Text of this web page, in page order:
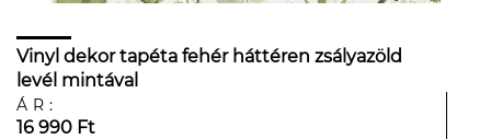
Vinyl dekor tapéta fehér háttéren zsályazöld
levél mintával
ÁR:
16 990 Ft